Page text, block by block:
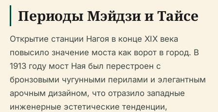
Периоды Мэйдзи и Тайсе
Открытие станции Нагоя в конце XIX века
повысило значение моста как ворот в город. В
1913 году мост Ная был перестроен с
бронзовыми чугунными перилами и элегантным
арочным дизайном, что отразило западные
инженерные эстетические тенденции,